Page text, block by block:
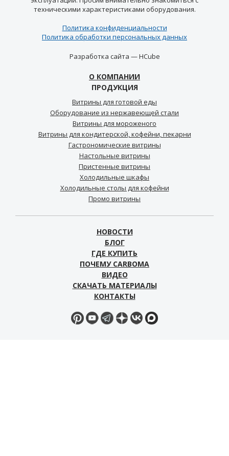
техническими характеристиками оборудования.
Политика конфиденциальности
Политика обработки персональных данных
Разработка сайта —HCube
О КОМПАНИИ
ПРОДУКЦИЯ
Витрины для готовой еды
Оборудование из нержавеющей стали
Витрины для мороженого
Витрины для кондитерской, кофейни, пекарни
Гастрономические витрины
Настольные витрины
Пристенные витрины
Холодильные шкафы
Холодильные столы для кофейни
Промо витрины
НОВОСТИ
БЛОГ
ГДЕ КУПИТЬ
ПОЧЕМУ CARBOMA
ВИДЕО
СКАЧАТЬ МАТЕРИАЛЫ
КОНТАКТЫ